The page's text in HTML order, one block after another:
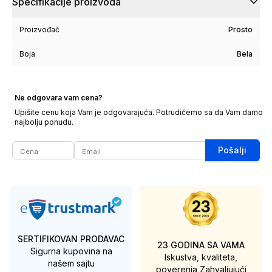
Proizvođač Prosto
Boja Bela
Ne odgovara vam cena?
Upišite cenu koja Vam je odgovarajuća. Potrudićemo sa da Vam damo
najbolju ponudu.
Pošalji
SERTIFIKOVAN PRODAVAC
Sigurna kupovina na
našem sajtu
23 GODINA SA VAMA
Iskustva, kvaliteta,
poverenja Zahvaljujući